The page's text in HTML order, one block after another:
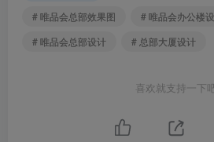
# 唯品会总部效果图
# 唯品会办公楼
# 唯品会总部设计
# 总部大厦设计
喜欢就支持一下